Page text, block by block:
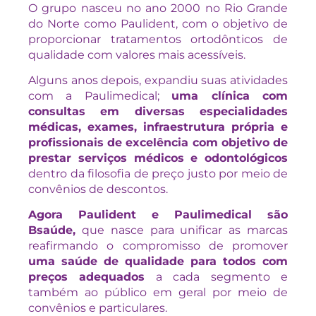
O grupo nasceu no ano 2000 no Rio Grande
do Norte como Paulident, com o objetivo de
proporcionar tratamentos ortodônticos de
qualidade com valores mais acessíveis.
Alguns anos depois, expandiu suas atividades
com a Paulimedical; uma clínica com
consultas em diversas especialidades
médicas, exames, infraestrutura própria e
profissionais de excelência com objetivo de
prestar serviços médicos e odontológicos
dentro da filosofia de preço justo por meio de
convênios de descontos.
Agora Paulident e Paulimedical são
Bsaúde, que nasce para unificar as marcas
reafirmando o compromisso de promover
uma saúde de qualidade para todos com
preços adequados a cada segmento e
também ao público em geral por meio de
convênios e particulares.